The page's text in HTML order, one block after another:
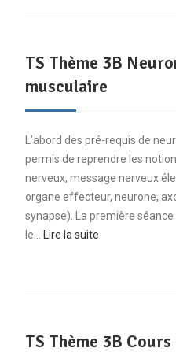
TS Thème 3B
musculaire
L’abord des pré-requis de
permis de reprendre les
nerveux, message nerveux
organe effecteur, neurone,
synapse). La première
le…
Lire la suite
TS Thème 3B Cours